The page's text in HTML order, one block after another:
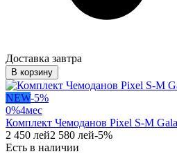
Доставка завтра
В корзину
NEW-5%
0%4мес
Комплект Чемоданов Pixel S-M
2 450 лей2 580 лей-5%
Есть в наличии